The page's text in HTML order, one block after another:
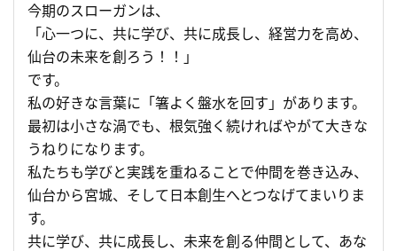
今期のスローガンは、
「心一つに、共に学び、共に成長し、経営力を高め、
仙台の未来を創ろう！！」
です。
私の好きな言葉に「箸よく盤水を回す」があります。
最初は小さな渦でも、根気強く続ければやがて大きな
うねりになります。
私たちも学びと実践を重ねることで仲間を巻き込み、
仙台から宮城、そして日本創生へとつなげてまいりま
す。
共に学び、共に成長し、未来を創る仲間として、あな